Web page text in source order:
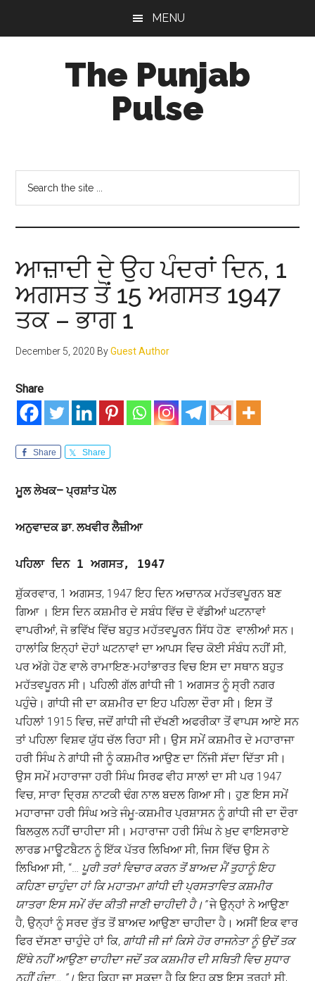
MENU
The Punjab
Pulse
Socio-
Cultural
Studies
ਆਜ਼ਾਦੀ ਦੇ ਉਹ ਪੰਦਰਾਂ ਦਿਨ, 1
ਅਗਸਤ ਤੋਂ 15 ਅਗਸਤ 1947
ਤਕ – ਭਾਗ 1
December 5, 2020 ByGuest Author
Share
Share Share
ਮੂਲ ਲੇਖਕ–ਪ੍ਰਸ਼ਾਂਤ ਪੋਲ
ਅਨੁਵਾਦਕ ਡਾ. ਲਖਵੀਰ ਲੈਜ਼ੀਆ
ਪਹਿਲਾ ਦਿਨ 1 ਅਗਸਤ, 1947
ਸ਼ੁੱਕਰਵਾਰ, 1 ਅਗਸਤ, 1947 ਇਹ ਦਿਨ ਅਚਾਨਕ ਮਹੱਤਵਪੂਰਨ ਬਣ
ਗਿਆ । ਇਸ ਦਿਨ ਕਸ਼ਮੀਰ ਦੇ ਸਬੰਧ ਵਿੱਚ ਦੋ ਵੱਡੀਆਂ ਘਟਨਾਵਾਂ
ਵਾਪਰੀਆਂ, ਜੋ ਭਵਿੱਖ ਵਿੱਚ ਬਹੁਤ ਮਹੱਤਵਪੂਰਨ ਸਿੱਧ ਹੋਣ ਵਾਲੀਆਂ ਸਨ।
ਹਾਲਾਂਕਿ ਇਨ੍ਹਾਂ ਦੋਹਾਂ ਘਟਨਾਵਾਂ ਦਾ ਆਪਸ ਵਿਚ ਕੋਈ ਸੰਬੰਧ ਨਹੀਂ ਸੀ,
ਪਰ ਅੱਗੇ ਹੋਣ ਵਾਲੇ ਰਾਮਾਇਣ-ਮਹਾਂਭਾਰਤ ਵਿਚ ਇਸ ਦਾ ਸਥਾਨ ਬਹੁਤ
ਮਹੱਤਵਪੂਰਨ ਸੀ। ਪਹਿਲੀ ਗੱਲ ਗਾਂਧੀ ਜੀ 1 ਅਗਸਤ ਨੂੰ ਸ੍ਰੀ ਨਗਰ
ਪਹੁੰਚੇ। ਗਾਂਧੀ ਜੀ ਦਾ ਕਸ਼ਮੀਰ ਦਾ ਇਹ ਪਹਿਲਾ ਦੌਰਾ ਸੀ। ਇਸ ਤੋਂ
ਪਹਿਲਾਂ 1915 ਵਿਚ, ਜਦੋਂ ਗਾਂਧੀ ਜੀ ਦੱਖਣੀ ਅਫਰੀਕਾ ਤੋਂ ਵਾਪਸ ਆਏ ਸਨ
ਤਾਂ ਪਹਿਲਾ ਵਿਸ਼ਵ ਯੁੱਧ ਚੱਲ ਰਿਹਾ ਸੀ। ਉਸ ਸਮੇਂ ਕਸ਼ਮੀਰ ਦੇ ਮਹਾਰਾਜਾ
ਹਰੀ ਸਿੰਘ ਨੇ ਗਾਂਧੀ ਜੀ ਨੂੰ ਕਸ਼ਮੀਰ ਆਉਣ ਦਾ ਨਿੱਜੀ ਸੱਦਾ ਦਿੱਤਾ ਸੀ।
ਉਸ ਸਮੇਂ ਮਹਾਰਾਜਾ ਹਰੀ ਸਿੰਘ ਸਿਰਫ ਵੀਹ ਸਾਲਾਂ ਦਾ ਸੀ ਪਰ 1947
ਵਿਚ, ਸਾਰਾ ਦ੍ਰਿਸ਼ ਨਾਟਕੀ ਢੰਗ ਨਾਲ ਬਦਲ ਗਿਆ ਸੀ। ਹੁਣ ਇਸ ਸਮੇਂ
ਮਹਾਰਾਜਾ ਹਰੀ ਸਿੰਘ ਅਤੇ ਜੰਮੂ-ਕਸ਼ਮੀਰ ਪ੍ਰਸ਼ਾਸਨ ਨੂੰ ਗਾਂਧੀ ਜੀ ਦਾ ਦੌਰਾ
ਬਿਲਕੁਲ ਨਹੀਂ ਚਾਹੀਦਾ ਸੀ। ਮਹਾਰਾਜਾ ਹਰੀ ਸਿੰਘ ਨੇ ਖ਼ੁਦ ਵਾਇਸਰਾਏ
ਲਾਰਡ ਮਾਊਟਬੈਟਨ ਨੂੰ ਇੱਕ ਪੱਤਰ ਲਿਖਿਆ ਸੀ, ਜਿਸ ਵਿੱਚ ਉਸ ਨੇ
ਲਿਖਿਆ ਸੀ, “… ਪੂਰੀ ਤਰਾਂ ਵਿਚਾਰ ਕਰਨ ਤੋਂ ਬਾਅਦ ਮੈਂ ਤੁਹਾਨੂੰ ਇਹ
ਕਹਿਣਾ ਚਾਹੁੰਦਾ ਹਾਂ ਕਿ ਮਹਾਤਮਾ ਗਾਂਧੀ ਦੀ ਪ੍ਰਸਤਾਵਿਤ ਕਸ਼ਮੀਰ
ਯਾਤਰਾ ਇਸ ਸਮੇਂ ਰੱਦ ਕੀਤੀ ਜਾਣੀ ਚਾਹੀਦੀ ਹੈ।”ਜੇ ਉਨ੍ਹਾਂ ਨੇ ਆਉਣਾ
ਹੈ, ਉਨ੍ਹਾਂ ਨੂੰ ਸਰਦ ਰੁੱਤ ਤੋਂ ਬਾਅਦ ਆਉਣਾ ਚਾਹੀਦਾ ਹੈ। ਅਸੀਂ ਇਕ ਵਾਰ
ਫਿਰ ਦੱਸਣਾ ਚਾਹੁੰਦੇ ਹਾਂ ਕਿ, ਗਾਂਧੀ ਜੀ ਜਾਂ ਕਿਸੇ ਹੋਰ ਰਾਜਨੇਤਾ ਨੂੰ ਉਦੋਂ ਤਕ
ਇੱਥੇ ਨਹੀਂ ਆਉਣਾ ਚਾਹੀਦਾ ਜਦੋਂ ਤਕ ਕਸ਼ਮੀਰ ਦੀ ਸਥਿਤੀ ਵਿਚ ਸੁਧਾਰ
ਨਹੀਂ ਹੁੰਦਾ… ”। ਇਹ ਕਿਹਾ ਜਾ ਸਕਦਾ ਹੈ ਕਿ ਇਹ ਕੁਝ ਇਸ ਤਰ੍ਹਾਂ ਸੀ,